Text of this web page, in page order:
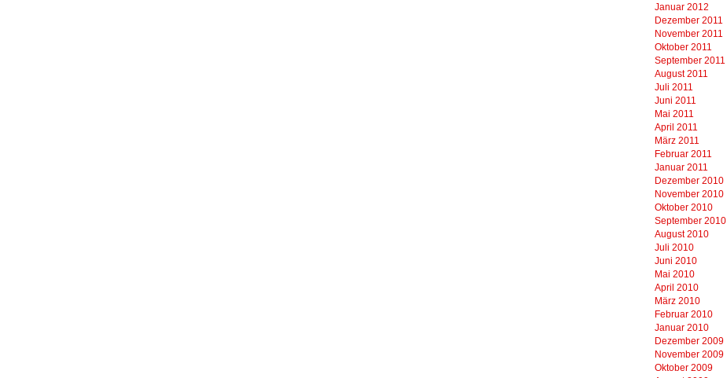
Januar 2012
Dezember 2011
November 2011
Oktober 2011
September 2011
August 2011
Juli 2011
Juni 2011
Mai 2011
April 2011
März 2011
Februar 2011
Januar 2011
Dezember 2010
November 2010
Oktober 2010
September 2010
August 2010
Juli 2010
Juni 2010
Mai 2010
April 2010
März 2010
Februar 2010
Januar 2010
Dezember 2009
November 2009
Oktober 2009